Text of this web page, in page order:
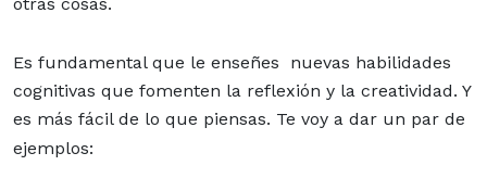
Es fundamental que le enseñes nuevas habilidades
cognitivas que fomenten la reflexión y la creatividad. Y
es más fácil de lo que piensas. Te voy a dar un par de
ejemplos: